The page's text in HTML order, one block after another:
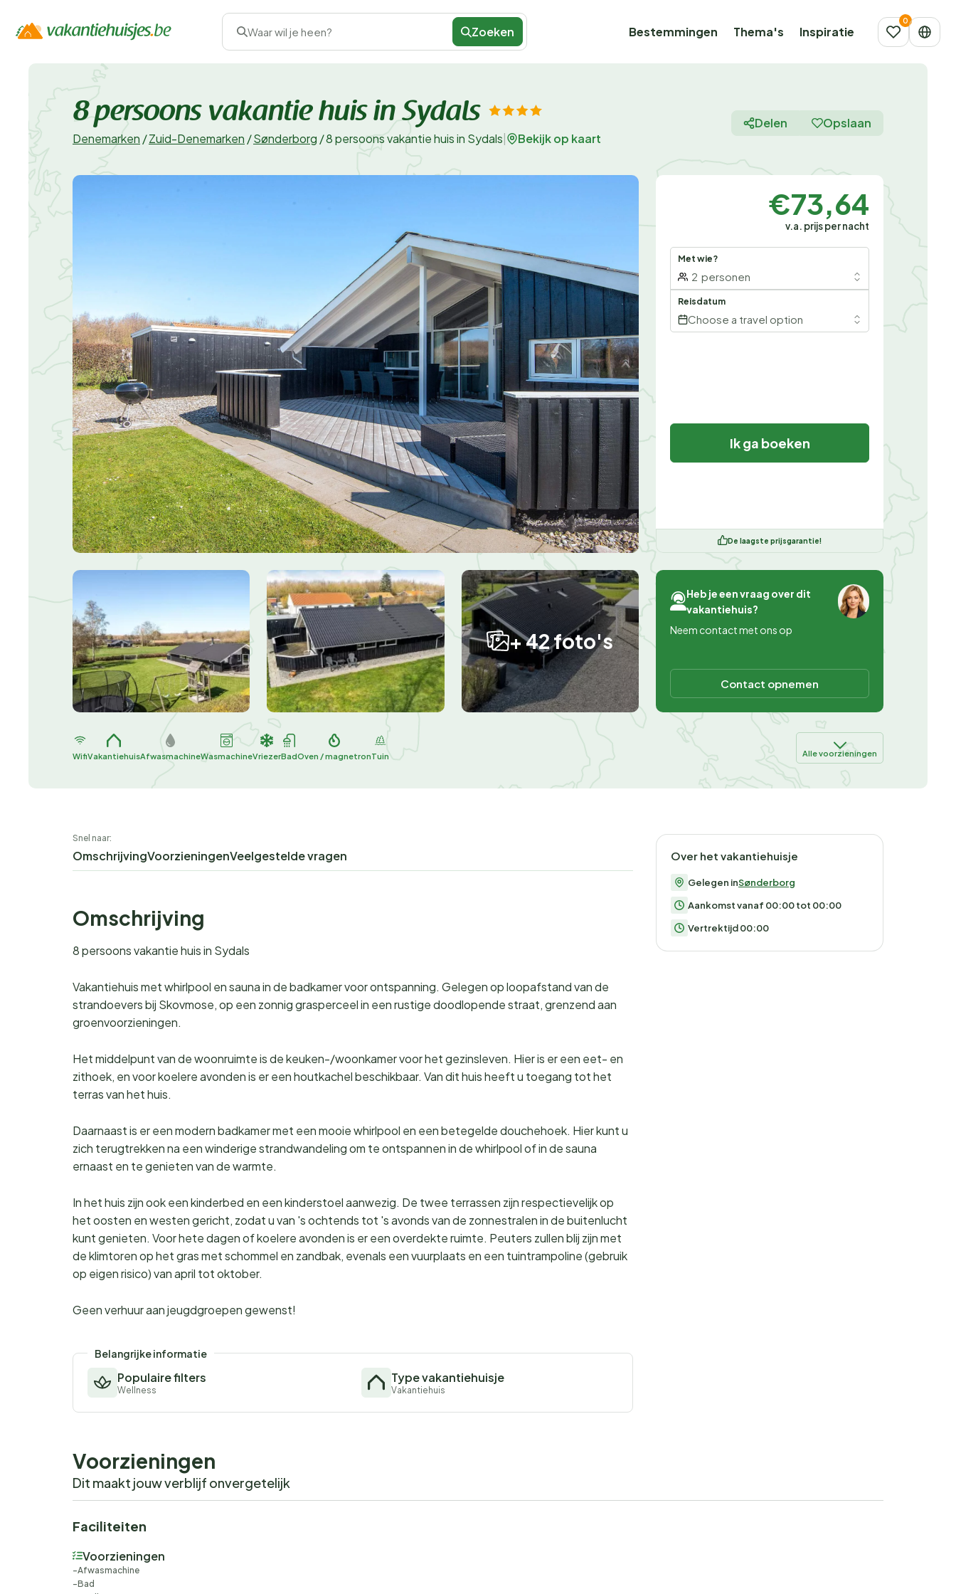
Waar wil je heen? Zoeken Bestemmingen Thema's Inspiratie
8 persoons vakantie huis in Sydals
Denemarken /Zuid-Denemarken /Sønderborg /8 persoons vakantie huis in Sydals Bekijk op kaart
Delen Opslaan
+ 42 foto's
€73,64
v.a. prijs per nacht
Met wie?
2 personen
Reisdatum
Choose a travel option
Ik ga boeken
De laagste prijsgarantie!
Heb je een vraag over dit
vakantiehuis?
Neem contact met ons op
Contact opnemen
WifiVakantiehuisAfwasmachineWasmachineVriezerBadOven / magnetronTuin Alle voorzieningen
Snel naar:
OmschrijvingVoorzieningenVeelgestelde vragen
Omschrijving
8 persoons vakantie huis in Sydals
Vakantiehuis met whirlpool en sauna in de badkamer voor ontspanning. Gelegen op loopafstand van de
strandoevers bij Skovmose, op een zonnig grasperceel in een rustige doodlopende straat, grenzend aan
groenvoorzieningen.
Het middelpunt van de woonruimte is de keuken-/woonkamer voor het gezinsleven. Hier is er een eet- en
zithoek, en voor koelere avonden is er een houtkachel beschikbaar. Van dit huis heeft u toegang tot het
terras van het huis.
Daarnaast is er een modern badkamer met een mooie whirlpool en een betegelde douchehoek. Hier kunt u
zich terugtrekken na een winderige strandwandeling om te ontspannen in de whirlpool of in de sauna
ernaast en te genieten van de warmte.
In het huis zijn ook een kinderbed en een kinderstoel aanwezig. De twee terrassen zijn respectievelijk op
het oosten en westen gericht, zodat u van 's ochtends tot 's avonds van de zonnestralen in de buitenlucht
kunt genieten. Voor hete dagen of koelere avonden is er een overdekte ruimte. Peuters zullen blij zijn met
de klimtoren op het gras met schommel en zandbak, evenals een vuurplaats en een tuintrampoline (gebruik
op eigen risico) van april tot oktober.
Geen verhuur aan jeugdgroepen gewenst!
Belangrijke informatie
Populaire filters
Wellness
Type vakantiehuisje
Vakantiehuis
Over het vakantiehuisje
Gelegen inSønderborg
Aankomst vanaf 00:00 tot 00:00
Vertrektijd 00:00
Voorzieningen
Dit maakt jouw verblijf onvergetelijk
Faciliteiten
Voorzieningen
Afwasmachine
Bad